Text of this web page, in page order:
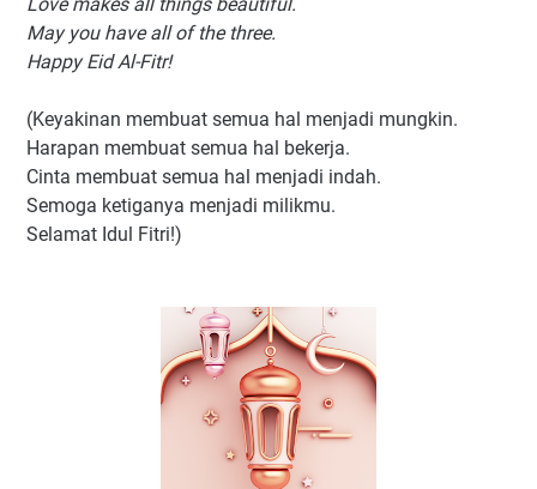
May you have all of the three.
Happy Eid Al-Fitr!
(Keyakinan membuat semua hal menjadi mungkin.
Harapan membuat semua hal bekerja.
Cinta membuat semua hal menjadi indah.
Semoga ketiganya menjadi milikmu.
Selamat Idul Fitri!)